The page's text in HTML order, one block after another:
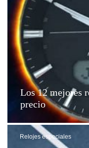
Los 12 mejores
precio
Relojes especiales